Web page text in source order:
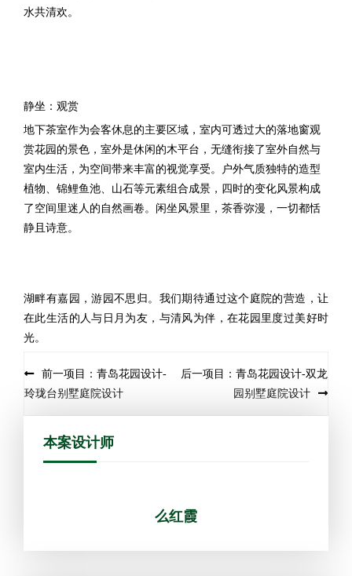
水共清欢。
静坐：观赏
地下茶室作为会客休息的主要区域，室内可透过大的落地窗观
赏花园的景色，室外是休闲的木平台，无缝衔接了室外自然与
室内生活，为空间带来丰富的视觉享受。户外气质独特的造型
植物、锦鲤鱼池、山石等元素组合成景，四时的变化风景构成
了空间里迷人的自然画卷。闲坐风景里，茶香弥漫，一切都恬
静且诗意。
湖畔有嘉园，游园不思归。我们期待通过这个庭院的营造，让
在此生活的人与日月为友，与清风为伴，在花园里度过美好时
光。
前一项目：青岛花园设计-
玲珑台别墅庭院设计
后一项目：青岛花园设计-双龙
园别墅庭院设计
本案设计师
么红霞